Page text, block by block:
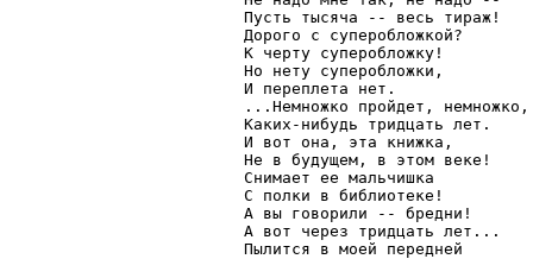
Пусть тысяча -- весь тираж!
Дорого с суперобложкой?
К черту суперобложку!
Но нету суперобложки,
И переплета нет.
...Немножко пройдет, немножко,
Каких-нибудь тридцать лет.
И вот она, эта книжка,
Не в будущем, в этом веке!
Снимает ее мальчишка
С полки в библиотеке!
А вы говорили -- бредни!
А вот через тридцать лет...
Пылится в моей передней